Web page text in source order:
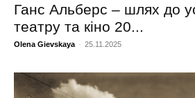
Ганс Альберс – шлях до
театру та кіно 20...
Olena Gievskaya - 25.11.2025